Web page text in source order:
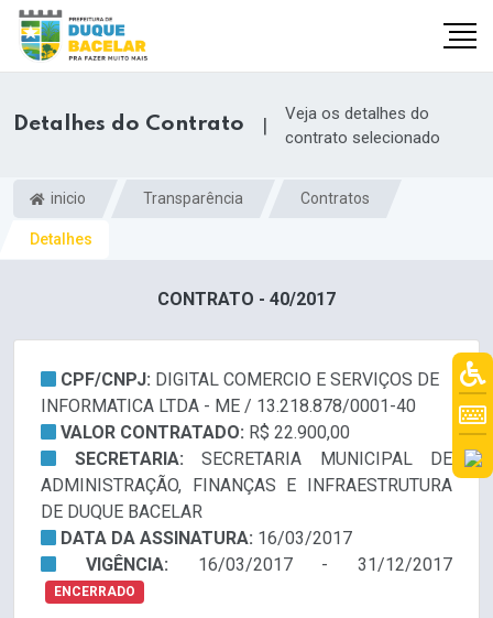
Detalhes do Contrato |
Veja os detalhes do
contrato selecionado
inicio Transparência Contratos
Detalhes
CONTRATO - 40/2017
CPF/CNPJ: DIGITAL COMERCIO E SERVIÇOS DE
INFORMATICA LTDA - ME / 13.218.878/0001-40
VALOR CONTRATADO: R$ 22.900,00
SECRETARIA: SECRETARIA MUNICIPAL DE
ADMINISTRAÇÃO, FINANÇAS E INFRAESTRUTURA
DE DUQUE BACELAR
DATA DA ASSINATURA: 16/03/2017
VIGÊNCIA: 16/03/2017 - 31/12/2017
ENCERRADO